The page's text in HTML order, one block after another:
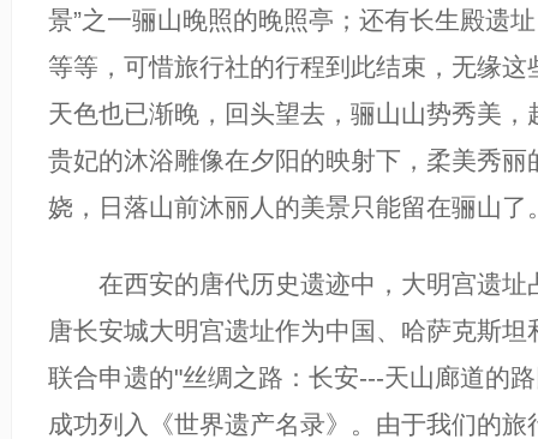
景”之一骊山晚照的晚照亭；还有长生殿遗
等等，可惜旅行社的行程到此结束，无缘这
天色也已渐晚，回头望去，骊山山势秀美，
贵妃的沐浴雕像在夕阳的映射下，柔美秀丽
娆，日落山前沐丽人的美景只能留在骊山了
在西安的唐代历史遗迹中，大明宫遗址
唐长安城大明宫遗址作为中国、哈萨克斯坦
联合申遗的"丝绸之路：长安---天山廊道的
成功列入《世界遗产名录》。由于我们的旅